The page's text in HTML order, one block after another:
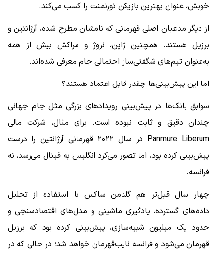
خوبش، عنوان بهترین بازیکن تورنمنت را کسب می‌کند.
از دیگر مدعیان اصلی قهرمانی که نامشان مطرح شده، آرژانتین و
برزیل هستند. همچنین ژاپن، نروژ و مراکش بیش از همه
به‌عنوان تیم‌های شگفتی‌ساز احتمالی جام معرفی شده‌اند.
اما این پیش‌بینی‌ها چقدر قابل اعتماد هستند؟
سوابق بانک‌ها در پیش‌بینی رویدادهای بزرگی مثل جام جهانی
چندان دقیق و ثابت نبوده است. برای مثال، شرکت مالی
Panmure Liberum در سال ۲۰۲۲ قهرمانی آرژانتین را درست
پیش‌بینی کرده بود، اما تصور می‌کرد انگلیس به فینال می‌رسد، نه
فرانسه.
چهار سال قبل‌تر هم گلدمن ساکس با استفاده از تحلیل
داده‌های گسترده، یادگیری ماشینی و مدل‌های اقتصادسنجی و
حدود یک میلیون شبیه‌سازی، پیش‌بینی کرده بود که برزیل
قهرمان می‌شود و فرانسه نایب‌قهرمان خواهد شد؛ در حالی که در